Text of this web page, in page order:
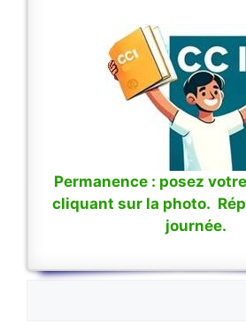
Permanence : posez
cliquant sur la photo.
journée.